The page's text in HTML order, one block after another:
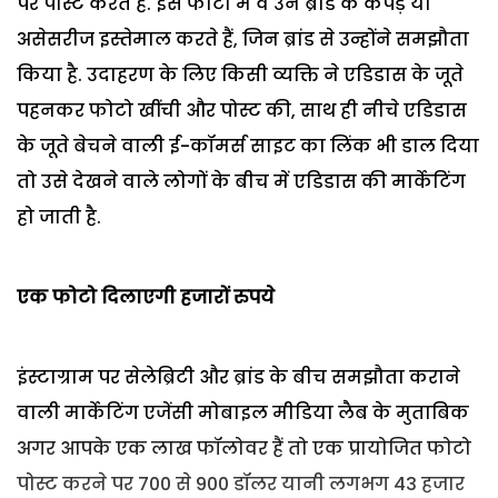
असेसरीज इस्तेमाल करते हैं, जिन ब्रांड से उन्होंने समझौता
किया है. उदाहरण के लिए किसी व्यक्ति ने एडिडास के जूते
पहनकर फोटो खींची और पोस्ट की, साथ ही नीचे एडिडास
के जूते बेचने वाली ई-कॉमर्स साइट का लिंक भी डाल दिया
तो उसे देखने वाले लोगों के बीच में एडिडास की मार्केटिंग
हो जाती है.
एक फोटो दिलाएगी हजारों रुपये
इंस्टाग्राम पर सेलेब्रिटी और ब्रांड के बीच समझौता कराने
वाली मार्केटिंग एजेंसी मोबाइल मीडिया लैब के मुताबिक
अगर आपके एक लाख फॉलोवर हैं तो एक प्रायोजित फोटो
पोस्ट करने पर 700 से 900 डॉलर यानी लगभग 43 हजार